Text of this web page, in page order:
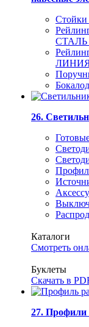
Стойки
СТАЛЬ
26.
Каталоги
Смотреть
Буклеты
Скачать в
27.